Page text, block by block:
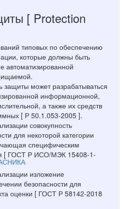
[ Protection
типовых по обеспечению
которые должны быть
автоматизированной
может разрабатываться
информационной,
а также их средств
[ Р 50.1.053-2005 ].
совокупность
для некоторой категории
специфическим
[ ГОСТ Р ИСО/МЭК 15408-1-
изложение
безопасности для
оценки [ ГОСТ Р 58142-2018